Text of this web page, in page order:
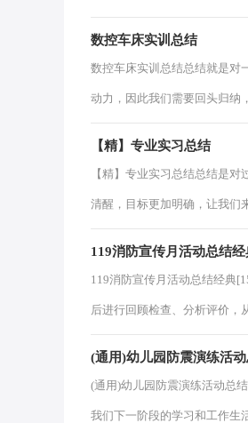
数控车床实训总结
数控车床实训总结总结就是对
动力，因此我们需要回头归纳
【精】专业实习总结
【精】专业实习总结总结是
清醒，目标更加明确，让我们
119消防宣传月活动总结
119消防宣传月活动总结经典
后进行回顾检查、分析评价，
(通用)幼儿园防震演练活
(通用)幼儿园防震演练活动总
我们下一阶段的学习和工作生